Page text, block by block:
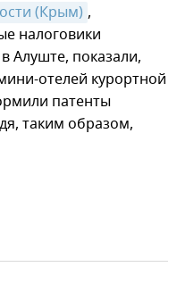
(Крым) ,
налоговики
Алуште, показали,
отелей курортной
патенты
таким образом,